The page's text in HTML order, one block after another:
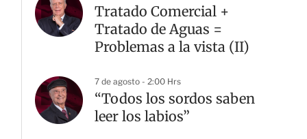
Tratado Comercial +
Tratado de Aguas =
Problemas a la vista (II)
7 de agosto - 2:00 Hrs
“Todos los sordos saben
leer los labios”